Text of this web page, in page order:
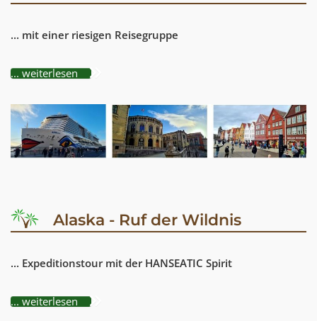
... mit einer riesigen Reisegruppe
... weiterlesen
Alaska - Ruf der Wildnis
... Expeditionstour mit der HANSEATIC Spirit
... weiterlesen